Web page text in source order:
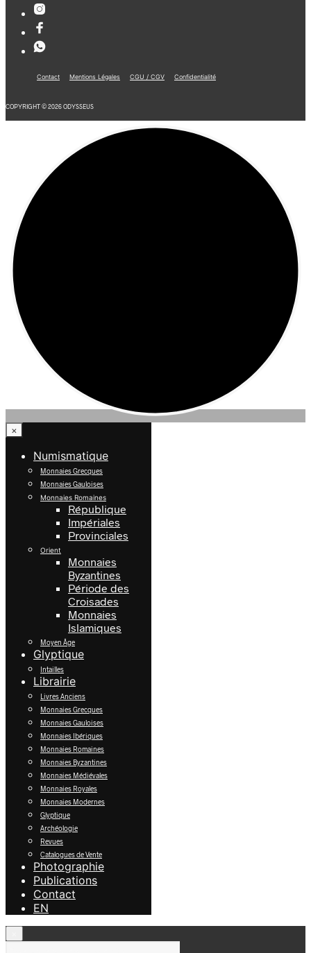
Contact Mentions Légales CGU / CGV Confidentialité
COPYRIGHT © 2026 ODYSSEUS
×
Numismatique
Monnaies Grecques
Monnaies Gauloises
Monnaies Romaines
République
Impériales
Provinciales
Orient
Monnaies
Byzantines
Période des
Croisades
Monnaies
Islamiques
Moyen Âge
Glyptique
Intailles
Librairie
Livres Anciens
Monnaies Grecques
Monnaies Gauloises
Monnaies Ibériques
Monnaies Romaines
Monnaies Byzantines
Monnaies Médiévales
Monnaies Royales
Monnaies Modernes
Glyptique
Archéologie
Revues
Catalogues de Vente
Photographie
Publications
Contact
EN